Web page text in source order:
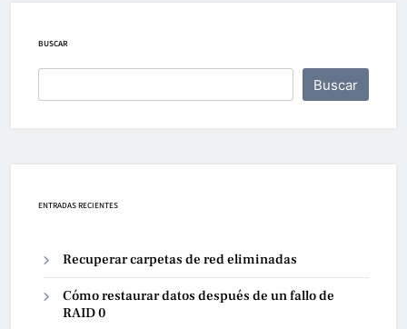
BUSCAR
Buscar
ENTRADAS RECIENTES
Recuperar carpetas de red eliminadas
Cómo restaurar datos después de un fallo de
RAID 0